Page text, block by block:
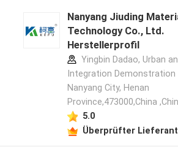
Nanyang Jiuding
Technology Co., Ltd.
Herstellerprofil
Yingbin Dadao, Urban
Integration Demonstration
Nanyang City, Henan
Province,473000,China
5.0
Überprüfter Lieferant